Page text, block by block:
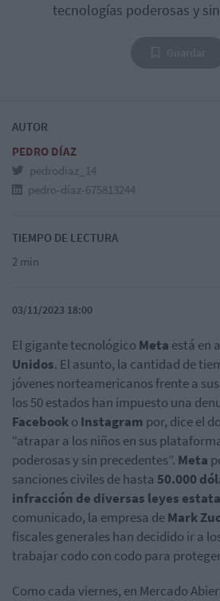
tecnologías poderosas y
AUTOR
PEDRO DÍAZ
pedrodiaz_14
pedro-díaz-675813244
TIEMPO DE LECTURA
2 min
03/11/2023 18:00
El gigante tecnológico Meta está en
Unidos. El asunto, la cantidad de
jóvenes norteamericanos frente a sus
los 50 estados han impuesto una
Facebooko Instagram por, dice el
“atrapar a los niños en sus
poderosas y sin precedentes”. Meta
sanciones civiles de hasta 50.000
infracción de diversas leyes
comunicado, la empresa deMark
fiscales generales han decidido ir a
trabajar codo con codo para
Como cada viernes, en Mercado